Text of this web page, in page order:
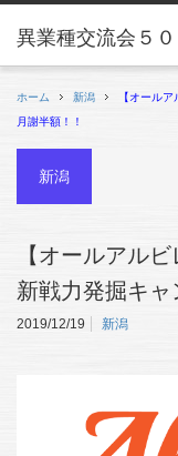
ホーム 新潟
【オール
月謝半額！！
新潟
【オールアル
新戦力発掘キャ
2019/12/19 新潟